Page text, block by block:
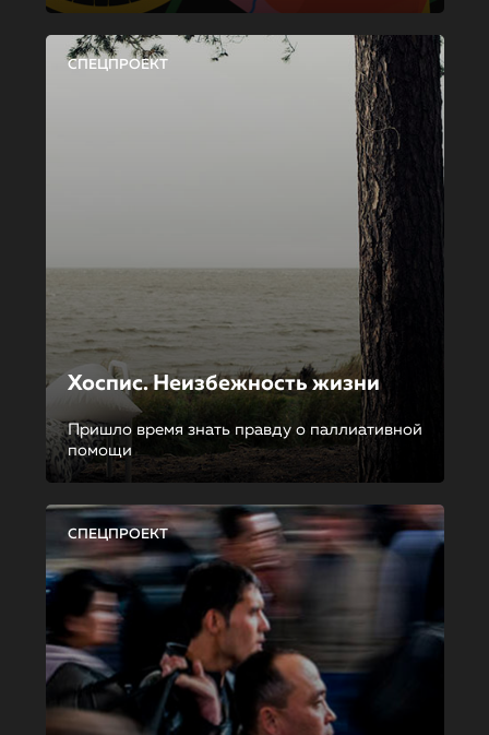
СПЕЦПРОЕКТ
Хоспис. Неизбежность жизни
Пришло время знать правду о паллиативной
помощи
СПЕЦПРОЕКТ